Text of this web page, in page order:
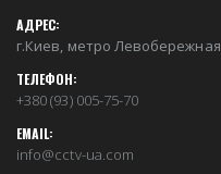
АДРЕС:
г.Киев, метро Левобережная
ТЕЛЕФОН:
+380 (93) 005-75-70
EMAIL:
info@cctv-ua.com